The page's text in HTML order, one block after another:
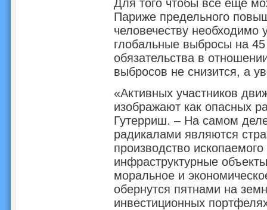
Для того чтобы все еще
Париже предельного
человечеству необходимо
глобальные выбросы на
обязательства в
выбросов не снизится, а
«Активных участников
изображают как опасных
Гутерриш. – На самом
радикалами являются
производство
инфраструктурные
моральное и
обернутся пятнами на
инвестиционных